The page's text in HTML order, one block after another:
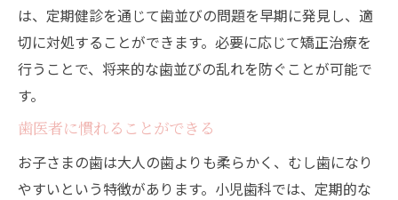
は、定期健診を通じて歯並びの問題を早期に発見し、適
切に対処することができます。必要に応じて矯正治療を
行うことで、将来的な歯並びの乱れを防ぐことが可能で
す。
歯医者に慣れることができる
お子さまの歯は大人の歯よりも柔らかく、むし歯になり
やすいという特徴があります。小児歯科では、定期的な